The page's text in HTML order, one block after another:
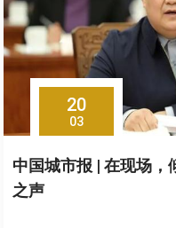
20
03
中国城市报 | 在现场，
之声